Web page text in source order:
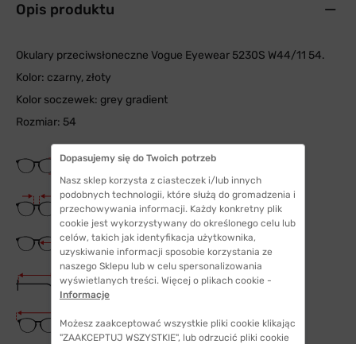
Opis produktu
Okulary przeciwsłoneczne Vogue Eyewear 5230S W44/11 54.
Kolor: czarny, złoty
Kolor soczewek: grey gradient
Rozmiar: 54
Wysokość soczewki
Szerokość mostka
21 mm
Szerokość szkła
54 mm
Długość zauszników
140 mm
141 mm
Dopasujemy się do Twoich potrzeb
Nasz sklep korzysta z ciasteczek i/lub innych
podobnych technologii, które służą do gromadzenia i
przechowywania informacji. Każdy konkretny plik
cookie jest wykorzystywany do określonego celu lub
celów, takich jak identyfikacja użytkownika,
uzyskiwanie informacji sposobie korzystania ze
naszego Sklepu lub w celu spersonalizowania
wyświetlanych treści. Więcej o plikach cookie -
Informacje
Możesz zaakceptować wszystkie pliki cookie klikając
"ZAAKCEPTUJ WSZYSTKIE", lub odrzucić pliki cookie